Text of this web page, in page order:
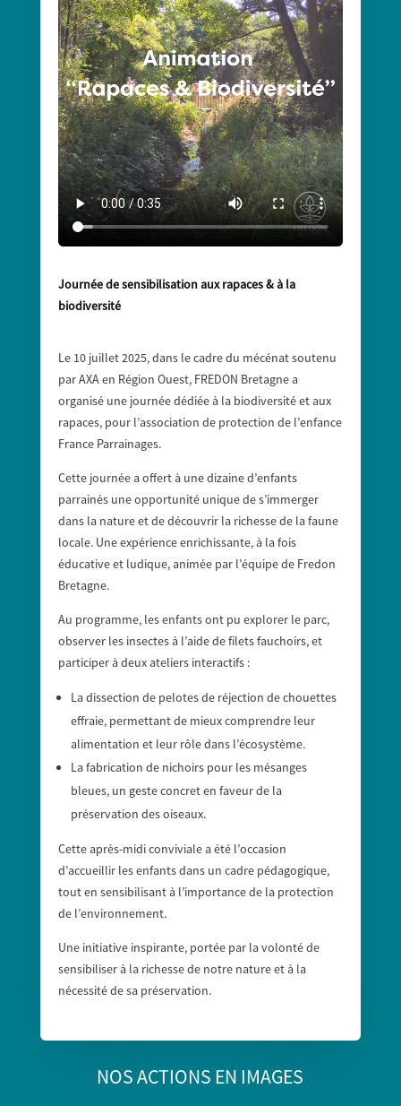
Journée de sensibilisation aux rapaces & à la
biodiversité
Le 10 juillet 2025, dans le cadre du mécénat soutenu
par AXA en Région Ouest, FREDON Bretagne a
organisé une journée dédiée à la biodiversité et aux
rapaces, pour l’association de protection de l’enfance
France Parrainages.
Cette journée a offert à une dizaine d’enfants
parrainés une opportunité unique de s’immerger
dans la nature et de découvrir la richesse de la faune
locale. Une expérience enrichissante, à la fois
éducative et ludique, animée par l’équipe de Fredon
Bretagne.
Au programme, les enfants ont pu explorer le parc,
observer les insectes à l’aide de filets fauchoirs, et
participer à deux ateliers interactifs :
La dissection de pelotes de réjection de chouettes
effraie, permettant de mieux comprendre leur
alimentation et leur rôle dans l’écosystème.
La fabrication de nichoirs pour les mésanges
bleues, un geste concret en faveur de la
préservation des oiseaux.
Cette après-midi conviviale a été l’occasion
d’accueillir les enfants dans un cadre pédagogique,
tout en sensibilisant à l’importance de la protection
de l’environnement.
Une initiative inspirante, portée par la volonté de
sensibiliser à la richesse de notre nature et à la
nécessité de sa préservation.
NOS ACTIONS EN IMAGES